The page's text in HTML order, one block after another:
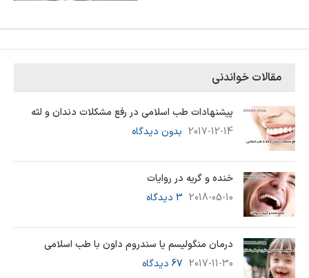
مقالات خواندنی
پیشنهادات طب اسلامی در رفع مشکلات دندان و لثه
2017-12-14 بدون دیدگاه
خنده و گریه در روایات
2018-05-10 3 دیدگاه
درمان منگولیسم یا سندروم داون با طب اسلامی
2017-11-30 67 دیدگاه